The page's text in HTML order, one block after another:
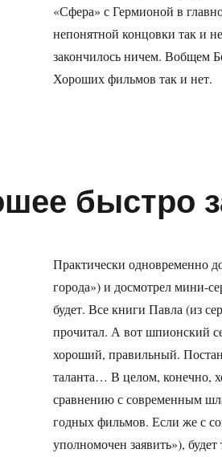
«Сфера» с Гермионой в
непонятной концовки так и
закончилось ничем. Вобщем
Хороших фильмов так и нет.
быстро
Практически одновременно
города») и досмотрел мини-
будет. Все книги Павла (из
прочитал. А вот шпионский
хороший, правильный.
таланта… В целом, конечно,
сравнению с современным
годных фильмов. Если же с
уполномочен заявить»),